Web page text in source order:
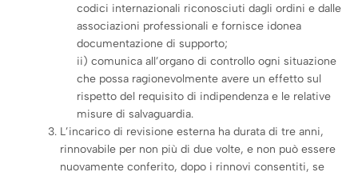
codici internazionali riconosciuti dagli ordini e dalle
associazioni professionali e fornisce idonea
documentazione di supporto;
ii) comunica all’organo di controllo ogni situazione
che possa ragionevolmente avere un effetto sul
rispetto del requisito di indipendenza e le relative
misure di salvaguardia.
L’incarico di revisione esterna ha durata di tre anni,
rinnovabile per non più di due volte, e non può essere
nuovamente conferito, dopo i rinnovi consentiti, se